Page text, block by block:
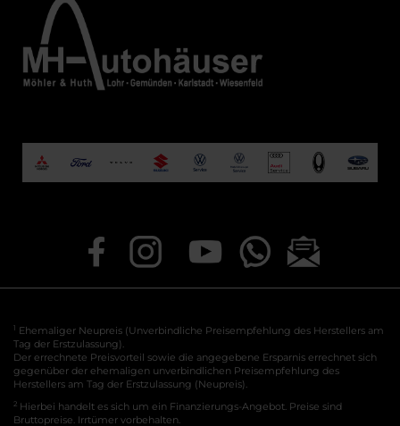
1 Ehemaliger Neupreis (Unverbindliche Preisempfehlung des Herstellers am
Tag der Erstzulassung).
Der errechnete Preisvorteil sowie die angegebene Ersparnis errechnet sich
gegenüber der ehemaligen unverbindlichen Preisempfehlung des
Herstellers am Tag der Erstzulassung (Neupreis).
2 Hierbei handelt es sich um ein Finanzierungs-Angebot. Preise sind
Bruttopreise. Irrtümer vorbehalten.